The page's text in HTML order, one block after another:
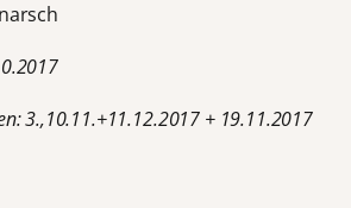
3.,10.11.+11.12.2017 + 19.11.2017